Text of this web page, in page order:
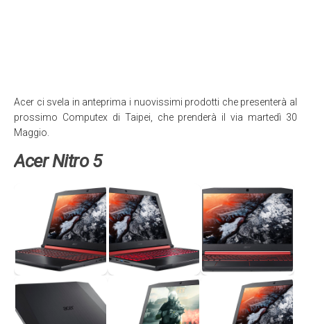
Acer ci svela in anteprima i nuovissimi prodotti che presenterà al
prossimo Computex di Taipei, che prenderà il via martedì 30
Maggio.
Acer Nitro 5